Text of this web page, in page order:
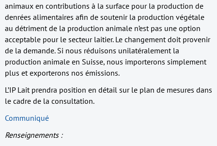
animaux en contributions à la surface pour la production de
denrées alimentaires afin de soutenir la production végétale
au détriment de la production animale n’est pas une option
acceptable pour le secteur laitier. Le changement doit provenir
de la demande. Si nous réduisons unilatéralement la
production animale en Suisse, nous importerons simplement
plus et exporterons nos émissions.
L’IP Lait prendra position en détail sur le plan de mesures dans
le cadre de la consultation.
Communiqué
Renseignements :